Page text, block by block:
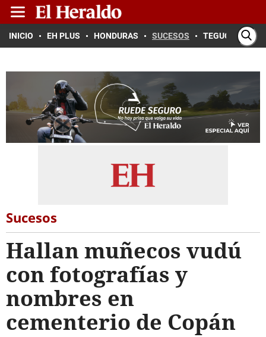
INICIO EH PLUS HONDURAS SUCESOS TEGUCIGALPA
Sucesos
Hallan muñecos vudú
con fotografías y
nombres en
cementerio de Copán